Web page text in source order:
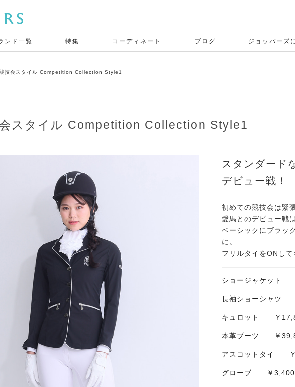
ンド一覧 特集 コーディネート ブログ ジョッパーズ
技会スタイル Competition Collection Style1
スタイル Competition Collection Style1
スタンダード
デビュー戦！
初めての競技会は緊
愛馬とのデビュー戦
ベーシックにブラッ
に。
フリルタイをONし
ショージャケット
長袖ショーシャツ
キュロット ￥
本革ブーツ ￥
アスコットタイ
グローブ ￥3,400